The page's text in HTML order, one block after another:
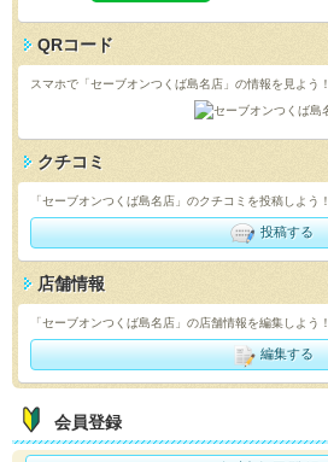
QRコード
スマホで「セーブオンつくば島名店」の情報を見よう！
クチコミ
「セーブオンつくば島名店」のクチコミを投稿しよう！
投稿する
店舗情報
「セーブオンつくば島名店」の店舗情報を編集しよう！
編集する
会員登録